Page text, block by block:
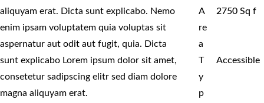
aliquyam erat. Dicta sunt explicabo. Nemo
enim ipsam voluptatem quia voluptas sit
aspernatur aut odit aut fugit, quia. Dicta
sunt explicabo Lorem ipsum dolor sit amet,
consetetur sadipscing elitr sed diam dolore
magna aliquyam erat.
A
re
a
2750 Sq f
T
y
p
Accessible